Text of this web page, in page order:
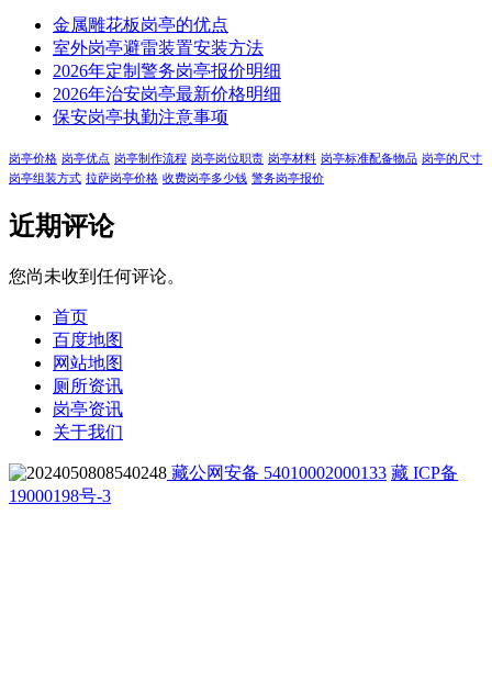
金属雕花板岗亭的优点
室外岗亭避雷装置安装方法
2026年定制警务岗亭报价明细
2026年治安岗亭最新价格明细
保安岗亭执勤注意事项
岗亭价格 岗亭优点 岗亭制作流程 岗亭岗位职责 岗亭材料 岗亭标准配备物品 岗亭的尺寸
岗亭组装方式 拉萨岗亭价格 收费岗亭多少钱 警务岗亭报价
近期评论
您尚未收到任何评论。
首页
百度地图
网站地图
厕所资讯
岗亭资讯
关于我们
藏公网安备 54010002000133 藏 ICP备
19000198号-3